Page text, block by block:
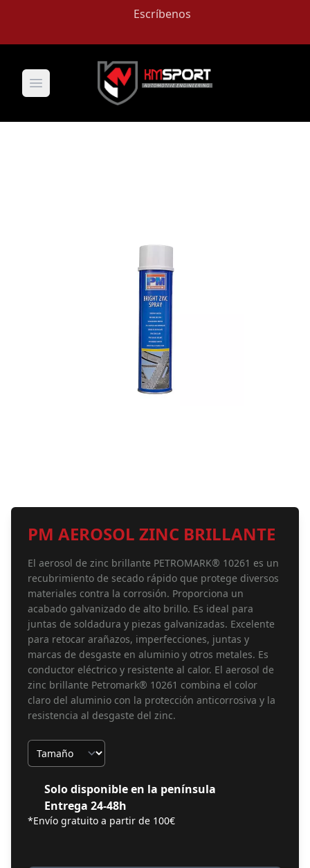
Escríbenos
Open main menu
PM AEROSOL ZINC BRILLANTE
El aerosol de zinc brillante PETROMARK® 10261 es un
recubrimiento de secado rápido que protege diversos
materiales contra la corrosión. Proporciona un
acabado galvanizado de alto brillo. Es ideal para
juntas de soldadura y piezas galvanizadas. Excelente
para retocar arañazos, imperfecciones, juntas y
marcas de desgaste en aluminio y otros metales. Es
conductor eléctrico y resistente al calor. El aerosol de
zinc brillante Petromark® 10261 combina el color
claro del aluminio con la protección anticorrosiva y la
resistencia al desgaste del zinc.
Tamaño
Solo disponible en la península
Entrega 24-48h
*Envío gratuito a partir de 100€